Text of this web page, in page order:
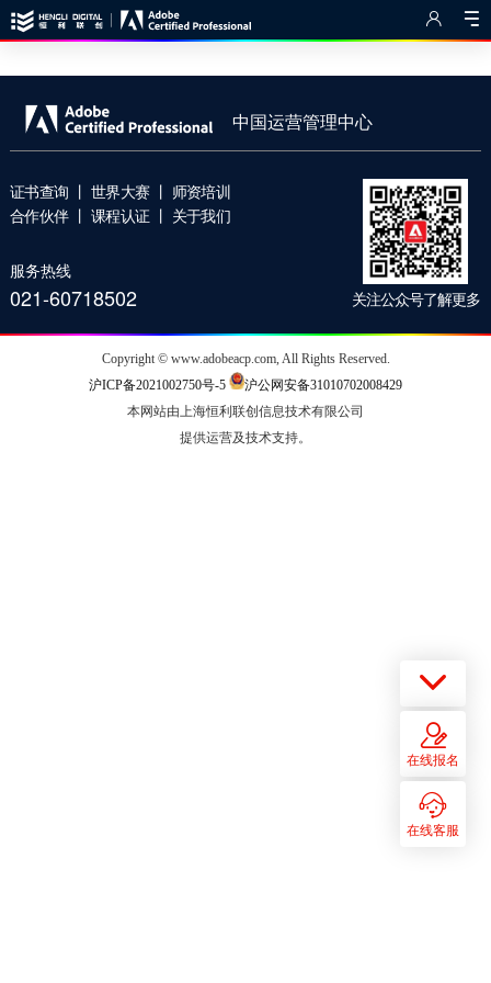
中国运营管理中心
证书查询 丨 世界大赛丨 师资培训
合作伙伴丨 课程认证 丨 关于我们
服务热线
021-60718502 关注公众号了解更多
Copyright © www.adobeacp.com, All Rights Reserved.
沪ICP备2021002750号-5
沪公网安备31010702008429
本网站由上海恒利联创信息技术有限公司
提供运营及技术支持。
在线报名
在线客服